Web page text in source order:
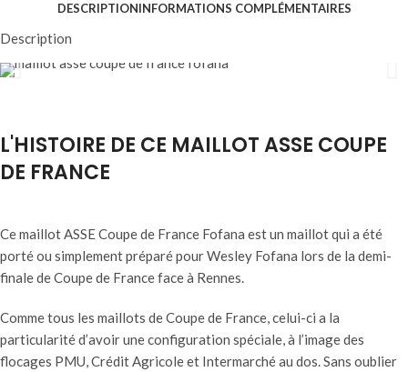
DESCRIPTIONINFORMATIONS COMPLÉMENTAIRES
Description
L'HISTOIRE DE CE MAILLOT ASSE COUPE
DE FRANCE
Ce maillot ASSE Coupe de France Fofana est un maillot qui a été
porté ou simplement préparé pour Wesley Fofana lors de la demi-
finale de Coupe de France face à Rennes.
Comme tous les maillots de Coupe de France, celui-ci a la
particularité d’avoir une configuration spéciale, à l’image des
flocages PMU, Crédit Agricole et Intermarché au dos. Sans oublier